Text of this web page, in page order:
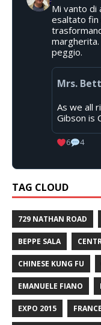
Mi vanto di
esaltato fin
peggio.
Mrs.
As we all
Gibson is
6 4
TAG CLOUD
729 NATHAN ROAD
BEPPE SALA
CHINESE KUNG FU
EMANUELE FIANO
EXPO 2015